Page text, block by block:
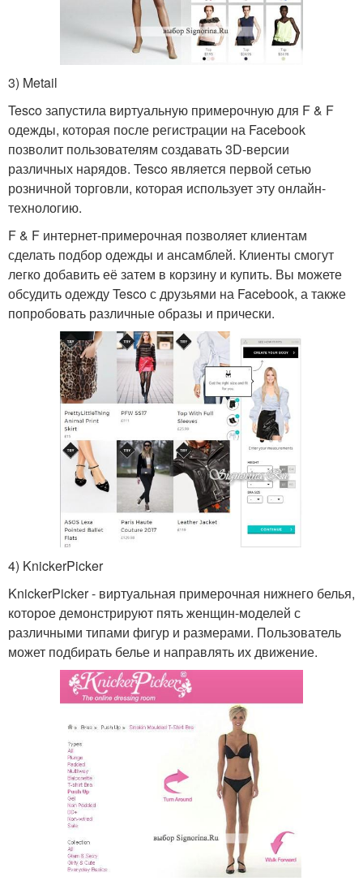
3) Metail
Tesco запустила виртуальную примерочную для F & F
одежды, которая после регистрации на Facebook
позволит пользователям создавать 3D-версии
различных нарядов. Tesco является первой сетью
розничной торговли, которая использует эту онлайн-
технологию.
F & F интернет-примерочная позволяет клиентам
сделать подбор одежды и ансамблей. Клиенты смогут
легко добавить её затем в корзину и купить. Вы можете
обсудить одежду Tesco с друзьями на Facebook, а также
попробовать различные образы и прически.
4) KnickerPicker
KnickerPicker - виртуальная примерочная нижнего белья,
которое демонстрируют пять женщин-моделей с
различными типами фигур и размерами. Пользователь
может подбирать белье и направлять их движение.